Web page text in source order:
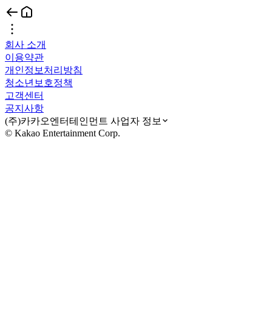
회사 소개
이용약관
개인정보처리방침
청소년보호정책
고객센터
공지사항
(주)카카오엔터테인먼트 사업자 정보
© Kakao Entertainment Corp.